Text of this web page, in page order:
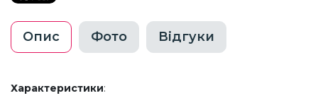
Опис Фото Відгуки
Характеристики: